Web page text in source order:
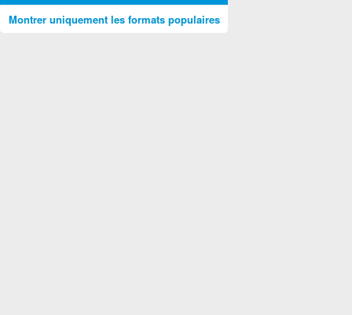
Montrer uniquement les formats populaires